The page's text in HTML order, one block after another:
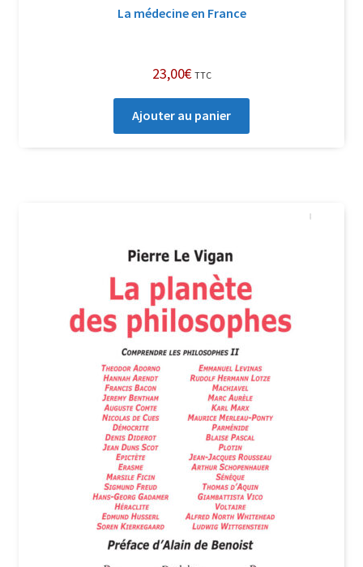
La médecine en France
23,00€ TTC
Ajouter au panier